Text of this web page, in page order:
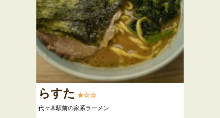
らすた ★☆☆
代々木駅前の家系ラーメン